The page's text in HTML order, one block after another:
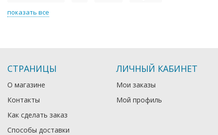
показать все
СТРАНИЦЫ
О магазине
Контакты
Как сделать заказ
Способы доставки
ЛИЧНЫЙ КАБИНЕТ
Мои заказы
Мой профиль